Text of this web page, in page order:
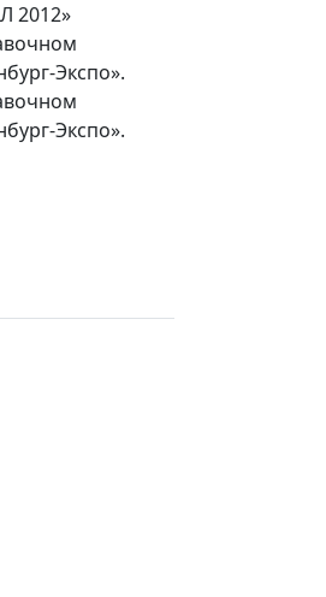
2012»
Экспо».
Экспо».